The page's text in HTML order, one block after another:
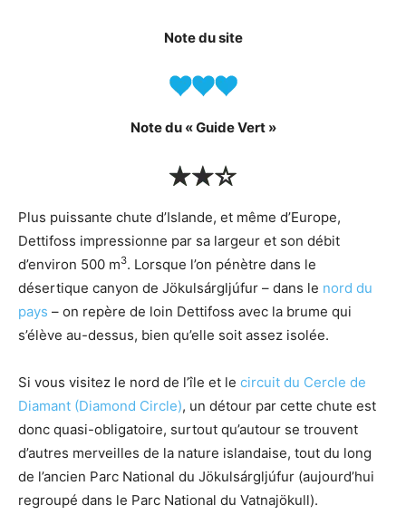
Note du site
Note du « Guide Vert »
Plus puissante chute d’Islande, et même d’Europe,
Dettifoss impressionne par sa largeur et son débit
d’environ 500 m3. Lorsque l’on pénètre dans le
désertique canyon de Jökulsárgljúfur – dans le nord du
pays – on repère de loin Dettifoss avec la brume qui
s’élève au-dessus, bien qu’elle soit assez isolée.
Si vous visitez le nord de l’île et le circuit du Cercle de
Diamant (Diamond Circle), un détour par cette chute est
donc quasi-obligatoire, surtout qu’autour se trouvent
d’autres merveilles de la nature islandaise, tout du long
de l’ancien Parc National du Jökulsárgljúfur (aujourd’hui
regroupé dans le Parc National du Vatnajökull).